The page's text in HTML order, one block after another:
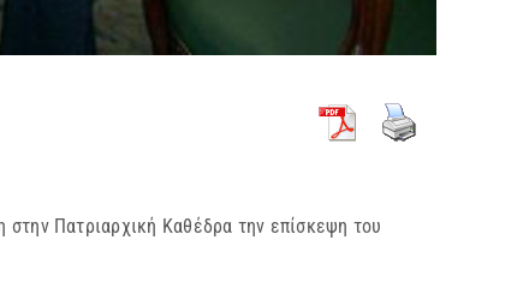
στην Πατριαρχική Καθέδρα την επίσκεψη του